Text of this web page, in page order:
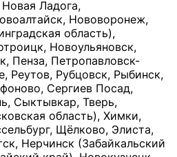
Ладога,
Нововоронеж,
область),
Новоульяновск,
Пенза, Петропавловск-
Реутов, Рубцовск, Рыбинск,
Сергиев Посад,
Сыктывкар, Тверь,
область), Химки,
Щёлково, Элиста,
Нерчинск (Забайкальский